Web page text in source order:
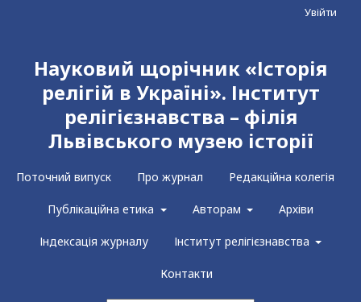
Науковий щорічник «Історія
релігій в Україні». Інститут
релігієзнавства – філія
Львівського музею історії
Поточний випуск Про журнал Редакційна колегія
Публікаційна етика Авторам Архіви
Індексація журналу Інститут релігієзнавства
Контакти
Увійти